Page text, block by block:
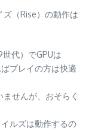
（Rise）の動作は
代）でGPUは
プレイの方は快適
せんが、おそらく
ルズは動作するの